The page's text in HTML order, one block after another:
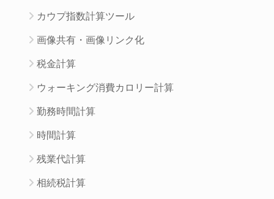
カウプ指数計算ツール
画像共有・画像リンク化
税金計算
ウォーキング消費カロリー計算
勤務時間計算
時間計算
残業代計算
相続税計算